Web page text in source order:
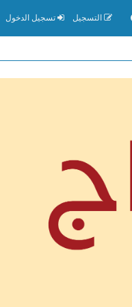
التسجيل تسجيل الدخول